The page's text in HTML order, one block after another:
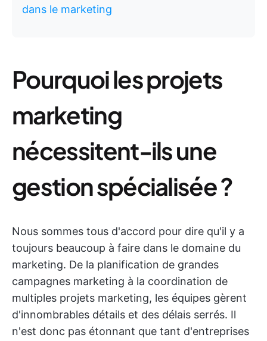
dans le marketing
Pourquoi les projets
marketing
nécessitent-ils une
gestion spécialisée ?
Nous sommes tous d'accord pour dire qu'il y a
toujours beaucoup à faire dans le domaine du
marketing. De la planification de grandes
campagnes marketing à la coordination de
multiples projets marketing, les équipes gèrent
d'innombrables détails et des délais serrés. Il
n'est donc pas étonnant que tant d'entreprises